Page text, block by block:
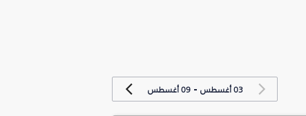
03 أغسطس -09 أغسطس